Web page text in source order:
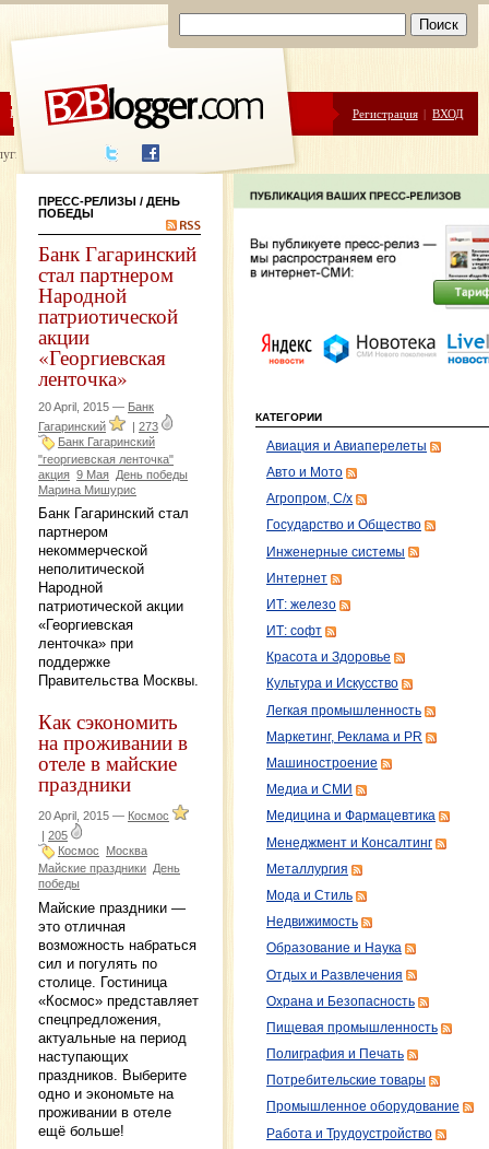
ЦЕНЫ ПОМОЩЬ Регистрация | ВХОД
написания
ПРЕСС-РЕЛИЗЫ / ДЕНЬ
ПОБЕДЫ
Банк Гагаринский
стал партнером
Народной
патриотической
акции
«Георгиевская
ленточка»
20 April, 2015 — Банк
Гагаринский
| 273
Банк Гагаринский
"георгиевская ленточка"
акция 9 Мая День победы
Марина Мишурис
Банк Гагаринский стал
партнером
некоммерческой
неполитической
Народной
патриотической акции
«Георгиевская
ленточка» при
поддержке
Правительства Москвы.
Как сэкономить
на проживании в
отеле в майские
праздники
20 April, 2015 — Космос
| 205
Космос
Москва
Майские праздники День
победы
Майские праздники —
это отличная
возможность набраться
сил и погулять по
столице. Гостиница
«Космос» представляет
спецпредложения,
актуальные на период
наступающих
праздников. Выберите
одно и экономьте на
проживании в отеле
ещё больше!
КАТЕГОРИИ
Авиация и Авиаперелеты
Авто и Мото
Агропром, С/х
Государство и Общество
Инженерные системы
Интернет
ИТ: железо
ИТ: софт
Красота и Здоровье
Культура и Искусство
Легкая промышленность
Маркетинг, Реклама и PR
Машиностроение
Медиа и СМИ
Медицина и Фармацевтика
Менеджмент и Консалтинг
Металлургия
Мода и Стиль
Недвижимость
Образование и Наука
Отдых и Развлечения
Охрана и Безопасность
Пищевая промышленность
Полиграфия и Печать
Потребительские товары
Промышленное оборудование
Работа и Трудоустройство